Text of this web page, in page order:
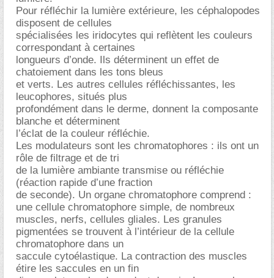
Pour réfléchir la lumière extérieure, les céphalopodes
disposent de cellules
spécialisées les iridocytes qui reflètent les couleurs
correspondant à certaines
longueurs d’onde. Ils déterminent un effet de
chatoiement dans les tons bleus
et verts. Les autres cellules réfléchissantes, les
leucophores, situés plus
profondément dans le derme, donnent la composante
blanche et déterminent
l’éclat de la couleur réfléchie.
Les modulateurs sont les chromatophores : ils ont un
rôle de filtrage et de tri
de la lumière ambiante transmise ou réfléchie
(réaction rapide d’une fraction
de seconde). Un organe chromatophore comprend :
une cellule chromatophore simple, de nombreux
muscles, nerfs, cellules gliales. Les granules
pigmentées se trouvent à l’intérieur de la cellule
chromatophore dans un
saccule cytoélastique. La contraction des muscles
étire les saccules en un fin